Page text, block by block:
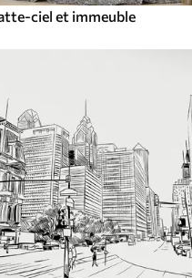
ciel et immeuble